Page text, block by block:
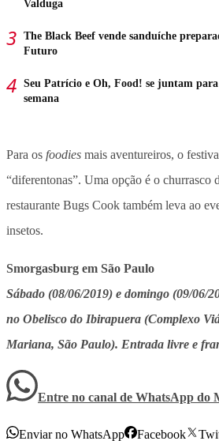
Valduga
The Black Beef vende sanduíche
Futuro
Seu Patrício e Oh, Food! se juntam
semana
Para os foodies mais aventureiros, o
“diferentonas”. Uma opção é o churrasco
restaurante Bugs Cook também leva ao
insetos.
Smorgasburg em São Paulo
Sábado (08/06/2019) e domingo (09/06/
no Obelisco do Ibirapuera (Complexo
Mariana, São Paulo). Entrada livre e
Entre no canal de WhatsApp do
Enviar no WhatsApp Facebook